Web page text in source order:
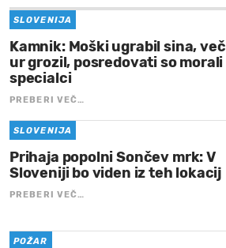
SLOVENIJA
Kamnik: Moški ugrabil sina, več
ur grozil, posredovati so morali
specialci
PREBERI VEČ…
SLOVENIJA
Prihaja popolni Sončev mrk: V
Sloveniji bo viden iz teh lokacij
PREBERI VEČ…
POŽAR